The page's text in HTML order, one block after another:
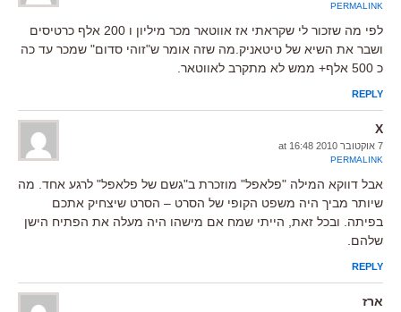
PERMALINK
לפי מה שזכור לי שקראתי אז אווטאר מכר מיליון ו 200 אלף כרטיסים
ושבר את השיא של טיטאניק.מה שזה אומר ש"זוהי סדום" שמכר עד כה
כ 500 אלף+ ממש לא מתקרב לאווטאר.
REPLY
X
7 אוקטובר 2010 at 16:48
PERMALINK
אבל דווקא המילה "פלאפל" מוזכרת ב"גשם של פלאפל" לרגע אחד. מה
שיותר מביך היה משפט הקופי של הסרט – הסרט שיצחיק אתכם
בפיתה. ובכל זאת, הייתי שמח אם מישהו היה מעלה את הפתיח הישן
שלהם.
REPLY
ארז